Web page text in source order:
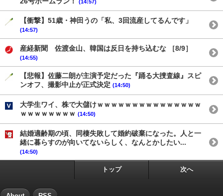
(14:57)
【衝撃】51歳・神田うの「私、3回流産してるんです」
(14:57)
産経新聞 佐渡金山、韓国は反日を持ち込むな ［8/9］
(14:55)
【悲報】佐藤二朗が主演予定だった『踊る大捜査線』スピ
ンオフ、撮影中止が正式決定 (14:50)
大学生ワイ、株で大儲けｗｗｗｗｗｗｗｗｗｗｗｗｗｗｗ
ｗｗｗｗｗｗｗｗ (14:50)
結婚適齢期の頃、同棲失敗して婚約破棄になった。人と一
緒に暮らすのが向いてないらしく、なんとかしたい...
(14:50)
トップ 次へ